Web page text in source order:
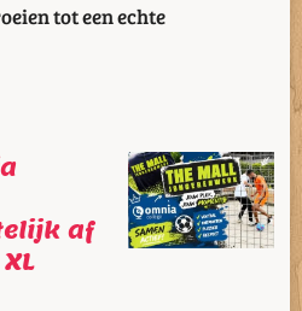
tot een echte
af